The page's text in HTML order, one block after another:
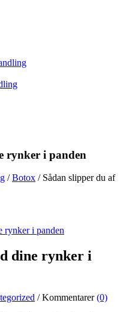
rynker i panden
/Botox / Sådan slipper du af
dine rynker i
/ Kommentarer(0)